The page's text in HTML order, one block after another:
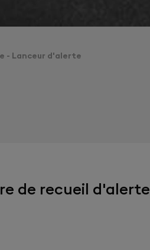
- Lanceur d'alerte
de recueil d'alerte